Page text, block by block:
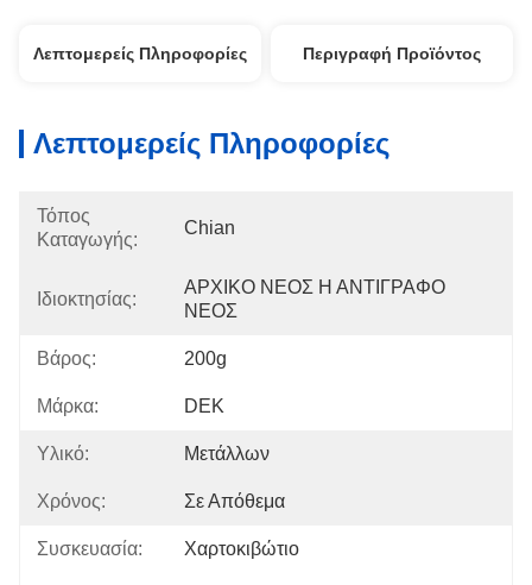
Λεπτομερείς Πληροφορίες Περιγραφή Προϊόντος
Λεπτομερείς Πληροφορίες
Τόπος
Καταγωγής:
Chian
Ιδιοκτησίας:
ΑΡΧΙΚΟ ΝΕΟΣ Η ΑΝΤΙΓΡΑΦΟ
ΝΕΟΣ
Βάρος: 200g
Μάρκα: DEK
Υλικό: Μετάλλων
Χρόνος: Σε Απόθεμα
Συσκευασία: Χαρτοκιβώτιο